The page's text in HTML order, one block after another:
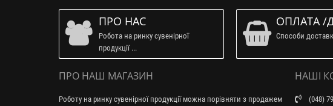
ПРО НАС
Робота на ринку сувенірної
продукції ...
ОПЛАТА /
Способи
ПРО НАШ МАГАЗИН
Роботу на ринку сувенірної продукції можна порівняти з продажем
НАШІ
(048)